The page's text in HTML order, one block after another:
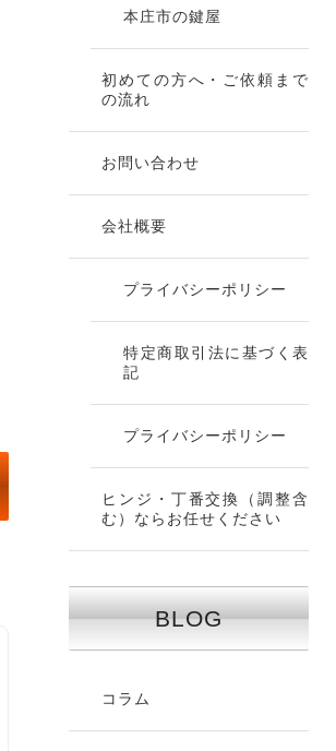
本庄市の鍵屋
初めての方へ・ご依頼まで
の流れ
お問い合わせ
会社概要
プライバシーポリシー
特定商取引法に基づく表
記
プライバシーポリシー
ヒンジ・丁番交換（調整含
む）ならお任せください
BLOG
コラム